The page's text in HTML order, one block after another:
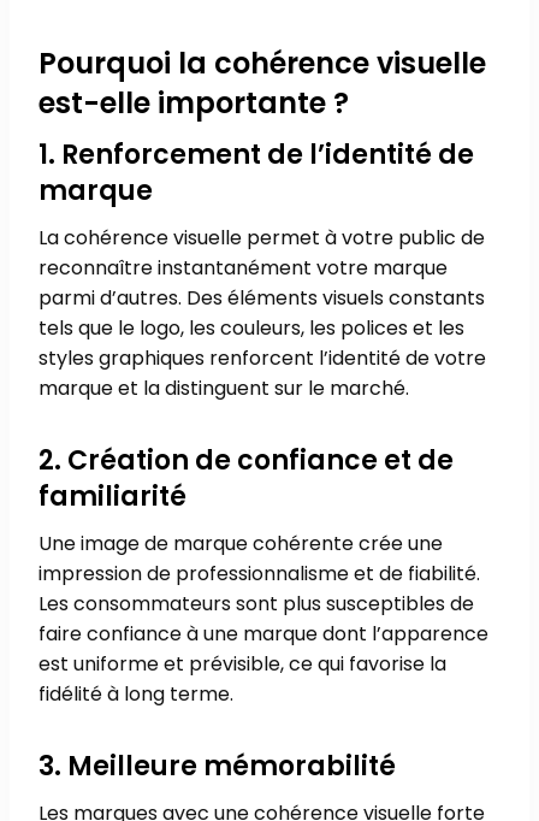
Pourquoi la cohérence visuelle
est-elle importante ?
1. Renforcement de l’identité de
marque
La cohérence visuelle permet à votre public de
reconnaître instantanément votre marque
parmi d’autres. Des éléments visuels constants
tels que le logo, les couleurs, les polices et les
styles graphiques renforcent l’identité de votre
marque et la distinguent sur le marché.
2. Création de confiance et de
familiarité
Une image de marque cohérente crée une
impression de professionnalisme et de fiabilité.
Les consommateurs sont plus susceptibles de
faire confiance à une marque dont l’apparence
est uniforme et prévisible, ce qui favorise la
fidélité à long terme.
3. Meilleure mémorabilité
Les marques avec une cohérence visuelle forte